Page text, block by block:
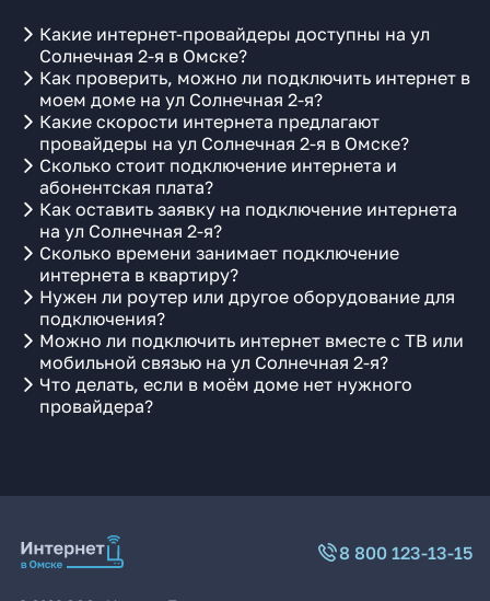
Какие интернет-провайдеры доступны на ул
Солнечная 2-я в Омске?
Как проверить, можно ли подключить интернет в
моем доме на ул Солнечная 2-я?
Какие скорости интернета предлагают
провайдеры на ул Солнечная 2-я в Омске?
Сколько стоит подключение интернета и
абонентская плата?
Как оставить заявку на подключение интернета
на ул Солнечная 2-я?
Сколько времени занимает подключение
интернета в квартиру?
Нужен ли роутер или другое оборудование для
подключения?
Можно ли подключить интернет вместе с ТВ или
мобильной связью на ул Солнечная 2-я?
Что делать, если в моём доме нет нужного
провайдера?
8 800 123-13-15